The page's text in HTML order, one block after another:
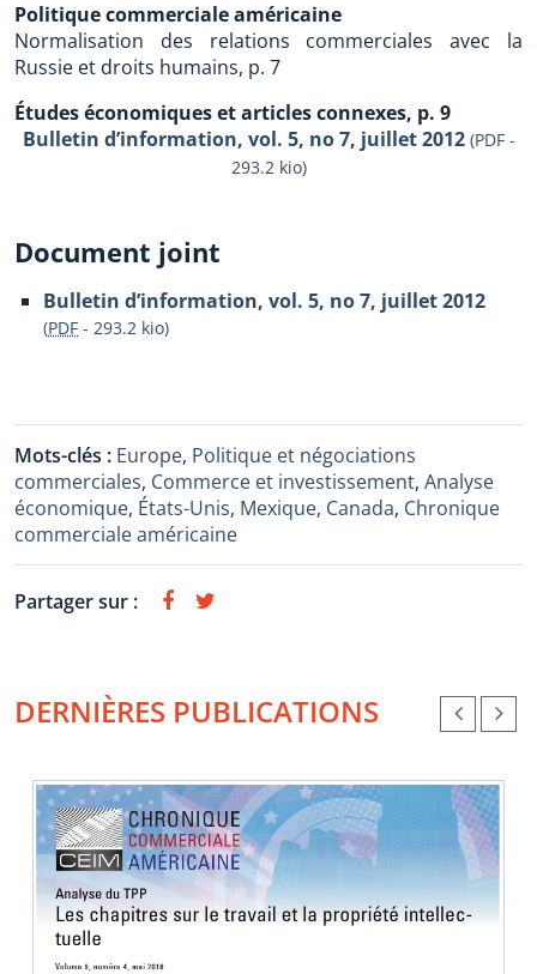
Politique commerciale américaine
Normalisation des relations commerciales avec la
Russie et droits humains, p. 7
Études économiques et articles connexes, p. 9
Bulletin d’information, vol. 5, no 7, juillet 2012 (PDF -
293.2 kio)
Document joint
Bulletin d’information, vol. 5, no 7, juillet 2012
(PDF - 293.2 kio)
Mots-clés : Europe, Politique et négociations
commerciales, Commerce et investissement, Analyse
économique, États-Unis, Mexique, Canada, Chronique
commerciale américaine
Partager sur :
DERNIÈRES PUBLICATIONS